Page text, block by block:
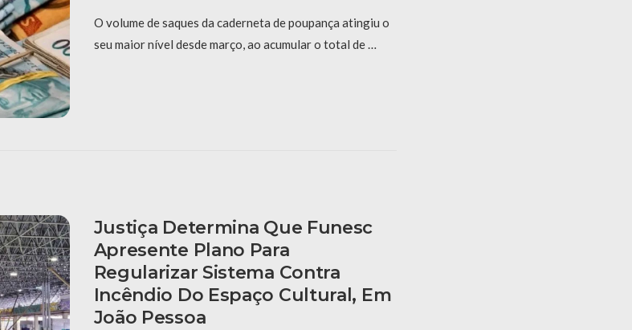
O volume de saques da caderneta de poupança atingiu o
seu maior nível desde março, ao acumular o total de …
Justiça Determina Que Funesc
Apresente Plano Para
Regularizar Sistema Contra
Incêndio Do Espaço Cultural, Em
João Pessoa